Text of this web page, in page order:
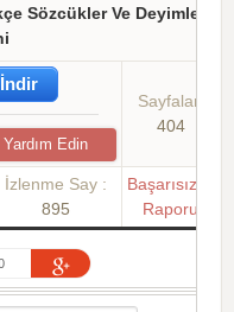
Sözcükler Ve Deyimler
İndir
Edin
Sayfalar:
404
İzlenme Say :
895
Başarısızlık
Raporu